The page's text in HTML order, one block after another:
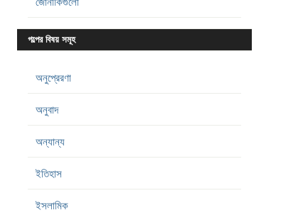
গল্পের বিষয় সমূহ
অনুপ্রেরণা
অনুবাদ
অন্যান্য
ইতিহাস
ইসলামিক